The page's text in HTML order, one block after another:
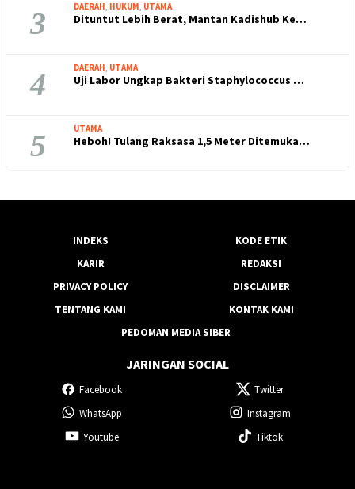
3 DAERAH, HUKUM, UTAMA
Dituntut Lebih Berat, Mantan Kadishub Ke…
4 DAERAH, UTAMA
Uji Labor Ungkap Bakteri Staphylococcus …
5 UTAMA
Heboh! Tulang Raksasa 1,5 Meter Ditemuka…
INDEKS
KODE ETIK
KARIR
REDAKSI
PRIVACY POLICY
DISCLAIMER
TENTANG KAMI
KONTAK KAMI
PEDOMAN MEDIA SIBER
JARINGAN SOCIAL
Facebook
Twitter
WhatsApp
Instagram
Youtube
Tiktok